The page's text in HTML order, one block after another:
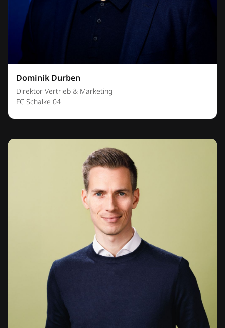
Dominik Durben
Direktor Vertrieb & Marketing
FC Schalke 04